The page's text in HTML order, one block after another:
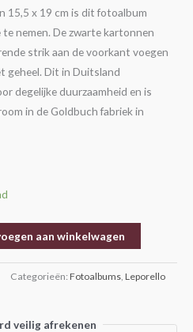
15,5 x 19 cm is dit fotoalbum
nemen. De zwarte kartonnen
strik aan de voorkant voegen
geheel. Dit in Duitsland
degelijke duurzaamheid en is
in de Goldbuch fabriek in
aan winkelwagen
Categorieën: Fotoalbums, Leporello
veilig afrekenen